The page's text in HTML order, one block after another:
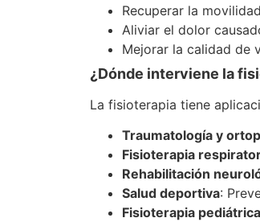
Recuperar la
Aliviar el dolor
Mejorar la calidad de
¿Dónde interviene la
La fisioterapia tiene
Traumatología y
Fisioterapia
Rehabilitación
Salud deportiva:
Fisioterapia pediátrica